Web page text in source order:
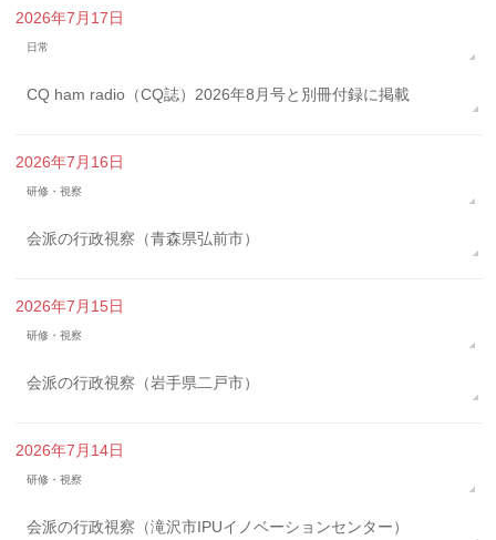
2026年7月17日
日常
CQ ham radio（CQ誌）2026年8月号と別冊付録に掲載
2026年7月16日
研修・視察
会派の行政視察（青森県弘前市）
2026年7月15日
研修・視察
会派の行政視察（岩手県二戸市）
2026年7月14日
研修・視察
会派の行政視察（滝沢市IPUイノベーションセンター）